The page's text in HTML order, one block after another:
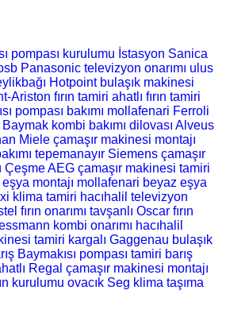
pompası kurulumu İstasyon Sanica
Panasonic televizyon onarımı ulus
Hotpoint bulaşık makinesi
Ariston fırın tamiri ahatlı fırın tamiri
pompası bakımı mollafenari Ferroli
kombi bakımı dilovası Alveus
Miele çamaşır makinesi montajı
tepemanayır Siemens çamaşır
Çeşme AEG çamaşır makinesi tamiri
montajı mollafenari beyaz eşya
klima tamiri hacıhalil televizyon
fırın onarımı tavşanlı Oscar fırın
kombi onarımı hacıhalil
tamiri kargalı Gaggenau bulaşık
Baymakısı pompası tamiri barış
Regal çamaşır makinesi montajı
kurulumu ovacık Seg klima taşıma